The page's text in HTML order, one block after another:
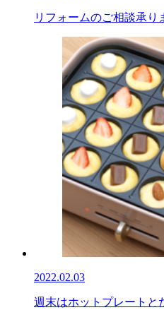
リフォームのご相談承り
2022.02.03
週末はホットプレートと